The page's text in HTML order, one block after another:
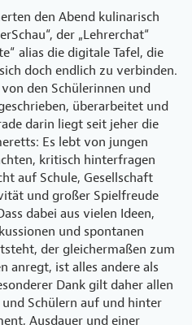
den Abend kulinarisch
der „Lehrerchat“
alias die digitale Tafel, die
doch endlich zu verbinden.
den Schülerinnen und
überarbeitet und
darin liegt seit jeher die
Es lebt von jungen
kritisch hinterfragen
auf Schule, Gesellschaft
und großer Spielfreude
dabei aus vielen Ideen,
und spontanen
der gleichermaßen zum
anregt, ist alles andere als
Dank gilt daher allen
Schülern auf und hinter
Ausdauer und einer